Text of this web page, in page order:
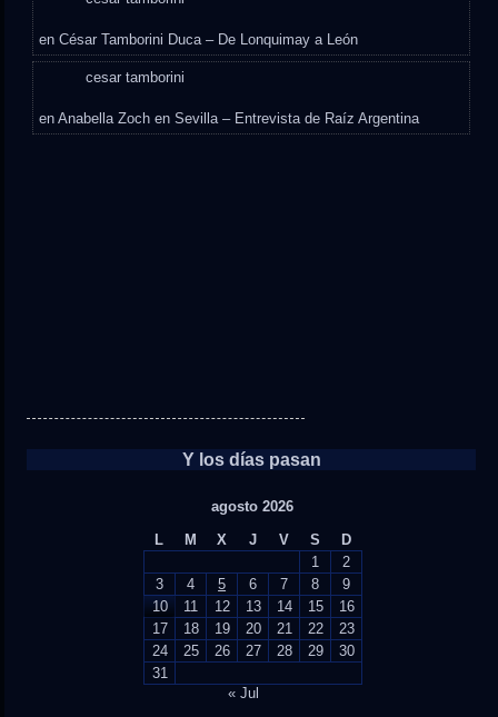
enCésar Tamborini Duca – De Lonquimay a León
cesar tamborini
enAnabella Zoch en Sevilla – Entrevista de Raíz Argentina
Y los días pasan
agosto 2026
L
M X J V S
D
1
2
3
4 5 6 7 8
9
10
11 12 13 14 15
16
17
18 19 20 21 22
23
24
25 26 27 28 29
30
31
« Jul